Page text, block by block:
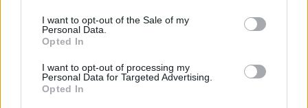
I want to opt-out of the Sale of my
Personal Data.
Opted In
I want to opt-out of processing my
Personal Data for Targeted Advertising.
Opted In